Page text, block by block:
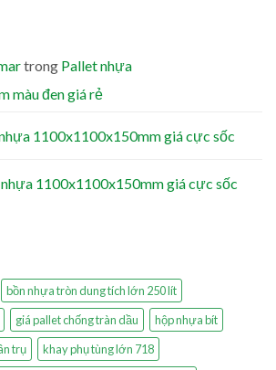
trong Pallet nhựa
màu đen giá rẻ
1100x1100x150mm giá cực sốc
1100x1100x150mm giá cực sốc
bồn nhựa tròn dung tích lớn 250 lít
giá pallet chống tràn dầu
hộp nhựa bít
trụ
khay phụ tùng lớn 718